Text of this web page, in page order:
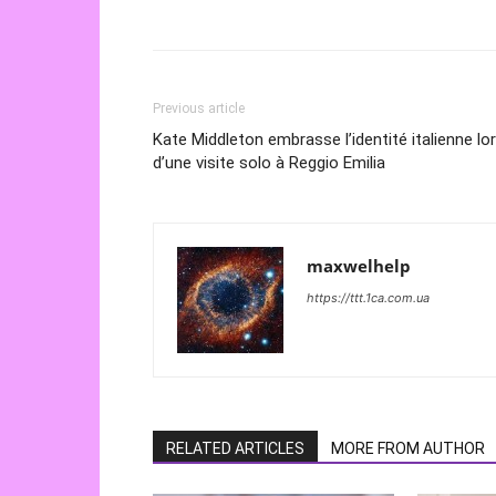
Previous article
Kate Middleton embrasse l’identité italienne
d’une visite solo à Reggio Emilia
maxwelhelp
https://ttt.1ca.com.ua
RELATED ARTICLES MORE FROM AUTHOR